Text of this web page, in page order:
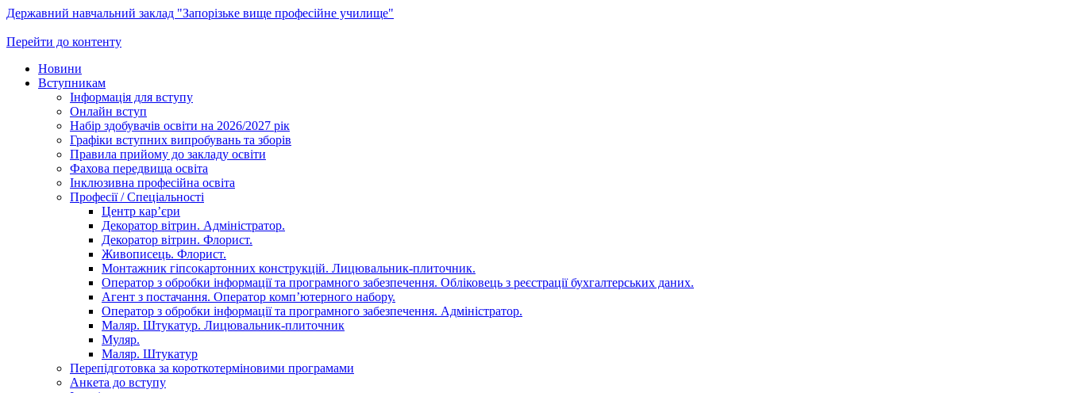
Державний навчальний заклад "Запорізьке вище професійне училище"
Перейти до контенту
Новини
Вступникам
Інформація для вступу
Онлайн вступ
Набір здобувачів освіти на 2026/2027 рік
Графіки вступних випробувань та зборів
Правила прийому до закладу освіти
Фахова передвища освіта
Інклюзивна професійна освіта
Професії / Спеціальності
Центр кар’єри
Декоратор вітрин. Адміністратор.
Декоратор вітрин. Флорист.
Живописець. Флорист.
Монтажник гіпсокартонних конструкцій. Лицювальник-плиточник.
Оператор з обробки інформації та програмного забезпечення. Обліковець з реєстрації бухгалтерських даних.
Агент з постачання. Оператор комп’ютерного набору.
Оператор з обробки інформації та програмного забезпечення. Адміністратор.
Маляр. Штукатур. Лицювальник-плиточник
Муляр.
Маляр. Штукатур
Перепідготовка за короткотерміновими програмами
Анкета до вступу